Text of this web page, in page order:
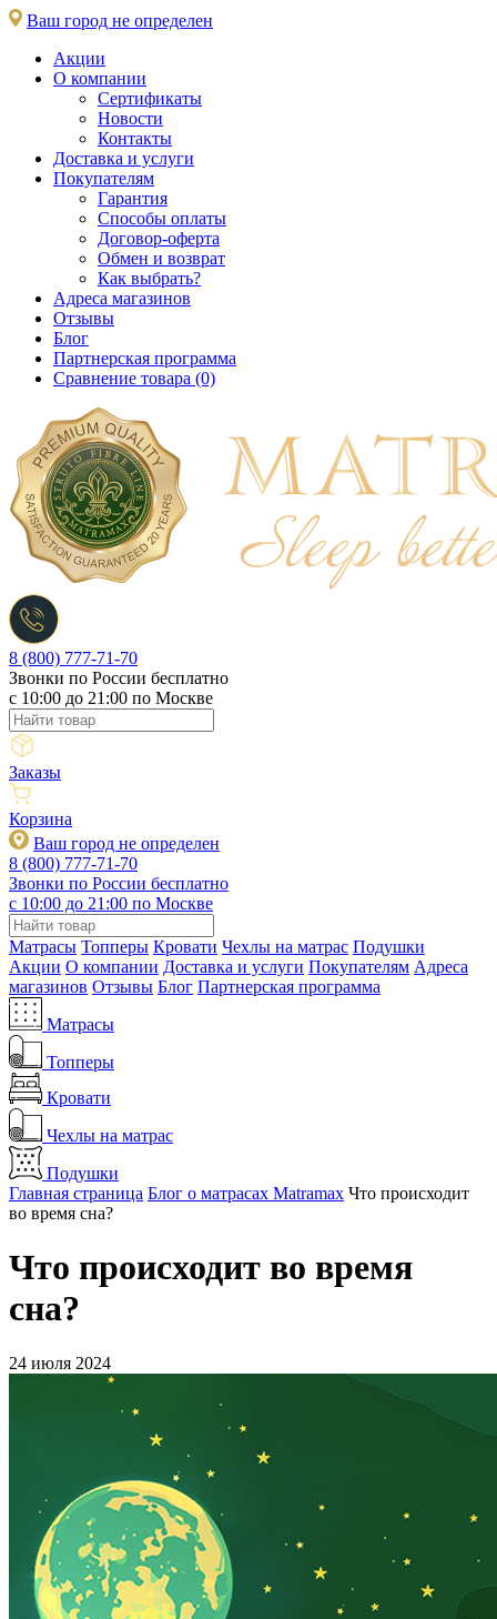
Ваш город не определен
Акции
О компании
Сертификаты
Новости
Контакты
Доставка и услуги
Покупателям
Гарантия
Способы оплаты
Договор-оферта
Обмен и возврат
Как выбрать?
Адреса магазинов
Отзывы
Блог
Партнерская программа
Сравнение товара (0)
8 (800) 777-71-70
Звонки по России бесплатно
c 10:00 до 21:00 по Москве
Заказы
Корзина
Ваш город не определен
8 (800) 777-71-70
Звонки по России бесплатно
c 10:00 до 21:00 по Москве
Матрасы Топперы Кровати Чехлы на матрас Подушки
Акции О компании Доставка и услуги Покупателям Адреса
магазинов Отзывы Блог Партнерская программа
Матрасы
Топперы
Кровати
Чехлы на матрас
Подушки
Главная страница Блог о матрасах Matramax Что происходит
во время сна?
Что происходит во время
сна?
24 июля 2024